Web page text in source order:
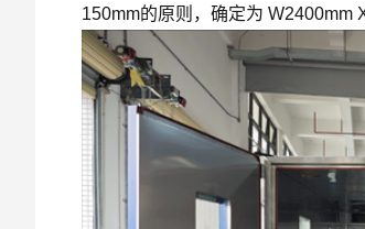
150mm的原则，确定为 W2400mm